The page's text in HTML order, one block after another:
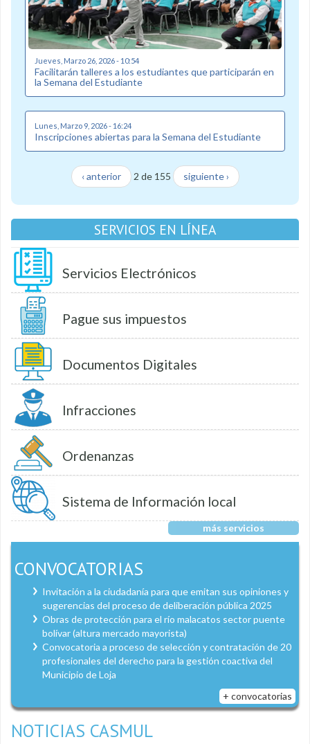
Jueves, Marzo 26, 2026 - 10:54
Facilitarán talleres a los estudiantes que participarán en
la Semana del Estudiante
Lunes, Marzo 9, 2026 - 16:24
Inscripciones abiertas para la Semana del Estudiante
‹ anterior 2 de 155 siguiente ›
SERVICIOS EN LÍNEA
Servicios Electrónicos
Pague sus impuestos
Documentos Digitales
Infracciones
Ordenanzas
Sistema de Información local
más servicios
CONVOCATORIAS
Invitación a la ciudadanía para que emitan sus opiniones y
sugerencias del proceso de deliberación pública 2025
Obras de protección para el río malacatos sector puente
bolívar (altura mercado mayorista)
Convocatoria a proceso de selección y contratación de 20
profesionales del derecho para la gestión coactiva del
Municipio de Loja
+ convocatorias
NOTICIAS CASMUL